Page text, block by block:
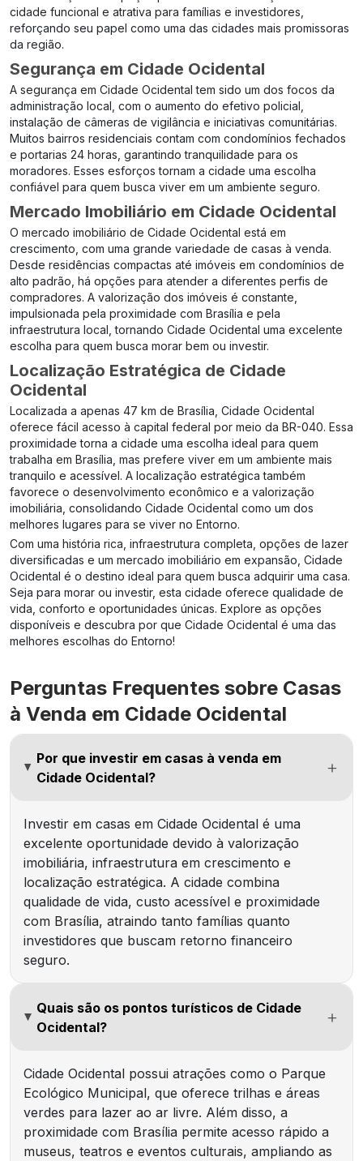
cidade funcional e atrativa para famílias e investidores,
reforçando seu papel como uma das cidades mais promissoras
da região.
Segurança em Cidade Ocidental
A segurança em Cidade Ocidental tem sido um dos focos da
administração local, com o aumento do efetivo policial,
instalação de câmeras de vigilância e iniciativas comunitárias.
Muitos bairros residenciais contam com condomínios fechados
e portarias 24 horas, garantindo tranquilidade para os
moradores. Esses esforços tornam a cidade uma escolha
confiável para quem busca viver em um ambiente seguro.
Mercado Imobiliário em Cidade Ocidental
O mercado imobiliário de Cidade Ocidental está em
crescimento, com uma grande variedade de casas à venda.
Desde residências compactas até imóveis em condomínios de
alto padrão, há opções para atender a diferentes perfis de
compradores. A valorização dos imóveis é constante,
impulsionada pela proximidade com Brasília e pela
infraestrutura local, tornando Cidade Ocidental uma excelente
escolha para quem busca morar bem ou investir.
Localização Estratégica de Cidade
Ocidental
Localizada a apenas 47 km de Brasília, Cidade Ocidental
oferece fácil acesso à capital federal por meio da BR-040. Essa
proximidade torna a cidade uma escolha ideal para quem
trabalha em Brasília, mas prefere viver em um ambiente mais
tranquilo e acessível. A localização estratégica também
favorece o desenvolvimento econômico e a valorização
imobiliária, consolidando Cidade Ocidental como um dos
melhores lugares para se viver no Entorno.
Com uma história rica, infraestrutura completa, opções de lazer
diversificadas e um mercado imobiliário em expansão, Cidade
Ocidental é o destino ideal para quem busca adquirir uma casa.
Seja para morar ou investir, esta cidade oferece qualidade de
vida, conforto e oportunidades únicas. Explore as opções
disponíveis e descubra por que Cidade Ocidental é uma das
melhores escolhas do Entorno!
Perguntas Frequentes sobre Casas
à Venda em Cidade Ocidental
Por que investir em casas à venda em
Cidade Ocidental?
Investir em casas em Cidade Ocidental é uma
excelente oportunidade devido à valorização
imobiliária, infraestrutura em crescimento e
localização estratégica. A cidade combina
qualidade de vida, custo acessível e proximidade
com Brasília, atraindo tanto famílias quanto
investidores que buscam retorno financeiro
seguro.
Quais são os pontos turísticos de Cidade
Ocidental?
Cidade Ocidental possui atrações como o Parque
Ecológico Municipal, que oferece trilhas e áreas
verdes para lazer ao ar livre. Além disso, a
proximidade com Brasília permite acesso rápido a
museus, teatros e eventos culturais, ampliando as